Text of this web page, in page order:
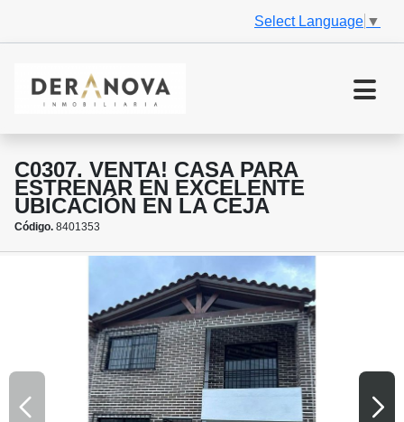
Select Language ▼
C0307. VENTA! CASA PARA
ESTRENAR EN EXCELENTE
UBICACIÓN EN LA CEJA
Código. 8401353